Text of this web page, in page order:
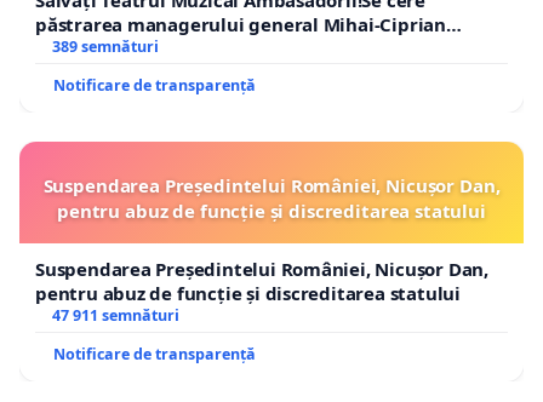
-Articolul 102 din Constituţia României:
REALIZAREA POLITICII INTERNE ŞI EXTERNE A
(2) În îndeplinirea atribuţiilor sale, Guvernul
interesate.
(3) Guvernul este alcătuit din prim-ministru, miniştri
organică.”
Alineatul (1) al articolului 126 din Constituţia României,
păstrarea managerului general Mihai-Ciprian
ROGOJAN
389 semnături
Notificare de transparență
Suspendarea Președintelui României, Nicușor Dan,
pentru abuz de funcție și discreditarea statului
Suspendarea Președintelui României, Nicușor Dan,
pentru abuz de funcție și discreditarea statului
47 911 semnături
Notificare de transparență